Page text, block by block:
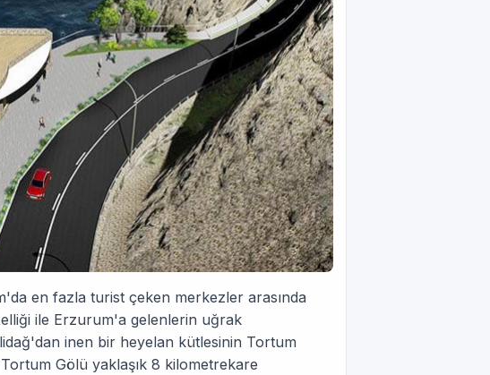
en fazla turist çeken merkezler arasında
ile Erzurum'a gelenlerin uğrak
inen bir heyelan kütlesinin Tortum
Gölü yaklaşık 8 kilometrekare